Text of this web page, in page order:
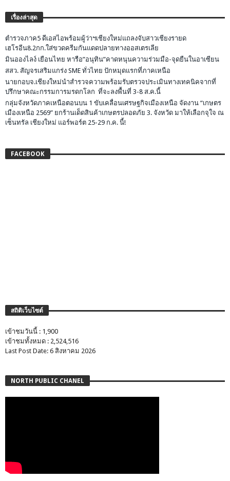
เรื่องล่าสุด
ตำรวจภาค5 ดีเอสไอพร้อมผู้ว่าฯเชียงใหม่แถลงจับสาวเชียงรายด
เฮโรอีน8.2กก.ใส่ขวดครีมกันแดดปลายทางออสเตรเลีย
มินอองไลง์ เยือนไทย หารือ”อนุทิน”คาดหนุนความร่วมมือ-จุดยืนในอาเซียน
สสว. สัญจรเสริมแกร่ง SME ทั่วไทย ปักหมุดแรกที่ภาคเหนือ
นายกอบจ.เชียงใหม่นำสำรวจความพร้อมรับตรวจประเมินทางเทคนิคจากที่
ปรึกษาคณะกรรมการมรดกโลก ที่จะลงพื้นที่ 3-8 ส.ค.นี้
กลุ่มจังหวัดภาคเหนือตอนบน 1 ขับเคลื่อนเศรษฐกิจเมืองเหนือ จัดงาน “เกษตร
เมืองเหนือ 2569” ยกร้านเด็ดสินค้าเกษตรปลอดภัย 3. จังหวัด มาให้เลือกจุใจ ณ
เซ็นทรัล เชียงใหม่ แอร์พอร์ต 25-29 ก.ค. นี้!
FACEBOOK
สถิติเว็บไซต์
เข้าชมวันนี้ : 1,900
เข้าชมทั้งหมด : 2,524,516
Last Post Date: 6 สิงหาคม 2026
NORTH PUBLIC CHANEL